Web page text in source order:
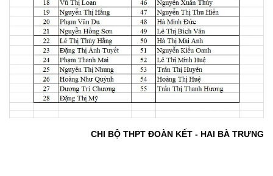
CHI BỘ THPT ĐOÀN KẾT - HAI BÀ TRƯNG